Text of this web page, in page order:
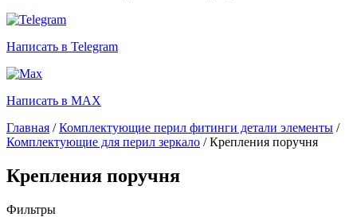
Написать в Telegram
Написать в MAX
Главная /Комплектующие перил фитинги детали элементы /
Комплектующие для перил зеркало /Крепления поручня
Крепления поручня
Фильтры